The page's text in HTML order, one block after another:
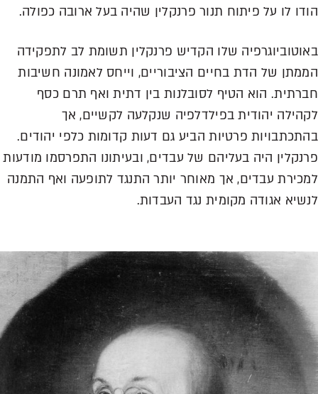
לו על פיתוח תנור פרנקלין שהיה בעל ארובה כפולה.
שלו הקדיש פרנקלין תשומת לב לתפקידה
של הדת בחיים הציבוריים, וייחס לאמונה חשיבות
הוא הטיף לסובלנות בין דתית ואף תרם כסף
יהודית בפילדלפיה שנקלעה לקשיים, אך
פרטיות הביע גם דעות קדומות כלפי יהודים.
היה בעליהם של עבדים, ובעיתונו התפרסמו מודעות
עבדים, אך מאוחר יותר התנגד לתופעה ואף התמנה
אגודה מקומית נגד העבדות.